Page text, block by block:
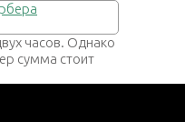
часов. Однако
сумма стоит